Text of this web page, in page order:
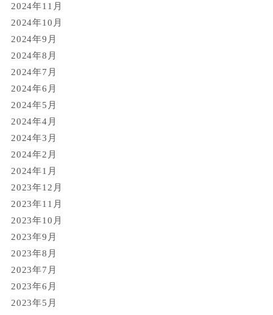
2024年11月
2024年10月
2024年9月
2024年8月
2024年7月
2024年6月
2024年5月
2024年4月
2024年3月
2024年2月
2024年1月
2023年12月
2023年11月
2023年10月
2023年9月
2023年8月
2023年7月
2023年6月
2023年5月